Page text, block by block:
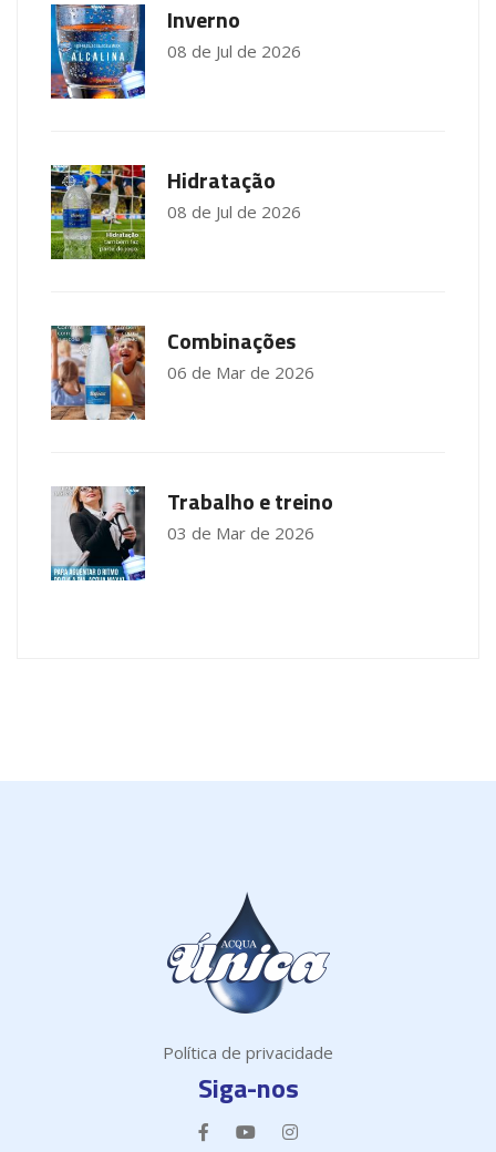
Inverno
08 de Jul de 2026
Hidratação
08 de Jul de 2026
Combinações
06 de Mar de 2026
Trabalho e treino
03 de Mar de 2026
Política de privacidade
Siga-nos